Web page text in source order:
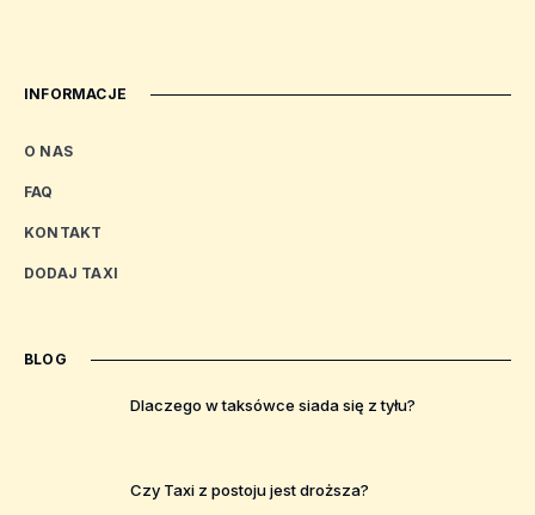
INFORMACJE
O NAS
FAQ
KONTAKT
DODAJ TAXI
BLOG
Dlaczego w taksówce siada się z tyłu?
Czy Taxi z postoju jest droższa?